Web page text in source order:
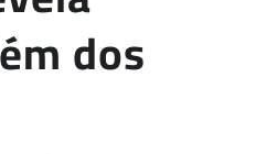
dos